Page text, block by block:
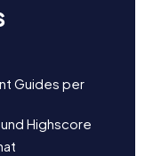
Guides per
Highscore